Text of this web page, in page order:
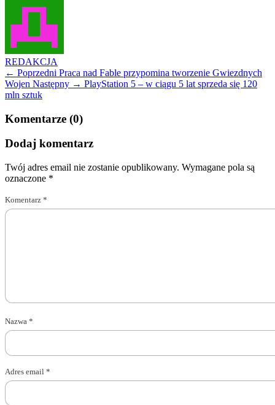
REDAKCJA
← Poprzedni Praca nad Fable przypomina tworzenie Gwiezdnych
Wojen Następny → PlayStation 5 – w ciągu 5 lat sprzeda się 120
mln sztuk
Komentarze (0)
Dodaj komentarz
Twój adres email nie zostanie opublikowany. Wymagane pola są
oznaczone *
Komentarz *
Nazwa *
Adres email *